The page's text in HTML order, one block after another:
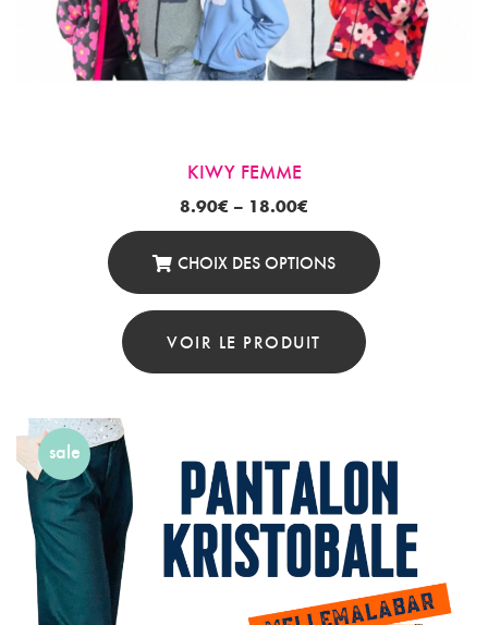
Du
Produit
KIWY FEMME
8.90€ – 18.00€
CHOIX DES OPTIONS
Ce
Produit
Les
Options
Peuvent
Être
Choisies
VOIR LE PRODUIT
sale